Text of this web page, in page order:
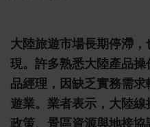
大陸旅遊市場長期停滯
現。許多熟悉大陸產品
品經理，因缺乏實務需
遊業。業者表示，大陸
政策、景區資源與地接